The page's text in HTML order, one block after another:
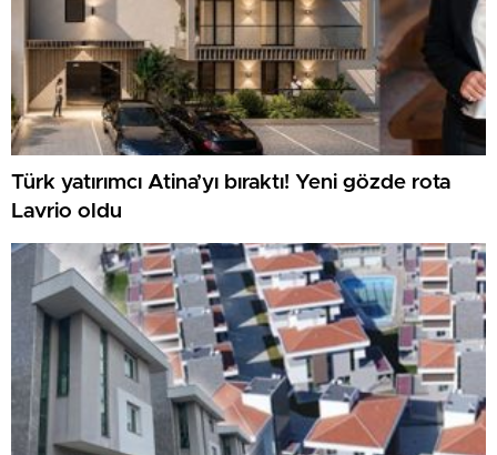
Türk yatırımcı Atina’yı bıraktı! Yeni gözde rota
Lavrio oldu